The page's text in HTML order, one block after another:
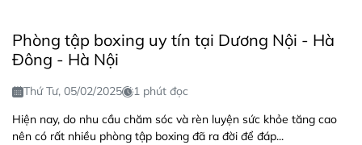
Phòng tập boxing uy tín tại Dương Nội - Hà
Đông - Hà Nội
Thứ Tư, 05/02/2025
1 phút đọc
Hiện nay, do nhu cầu chăm sóc và rèn luyện sức khỏe tăng cao
nên có rất nhiều phòng tập boxing đã ra đời để đáp...